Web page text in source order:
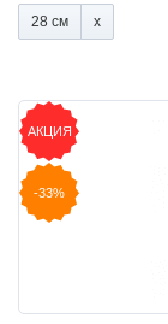
28 см
АКЦИЯ
-33%